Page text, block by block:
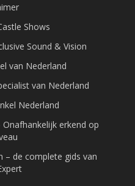
Shows
Sound & Vision
van Nederland
van Nederland
Nederland
erkend op
– de complete gids van